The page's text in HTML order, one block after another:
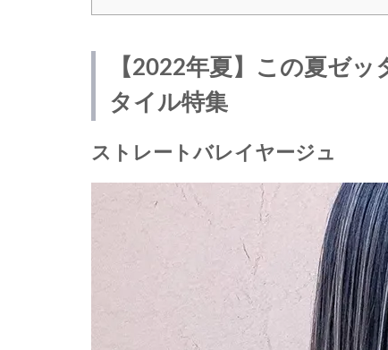
【2022年夏】この夏ゼ
タイル特集
ストレートバレイヤージュ